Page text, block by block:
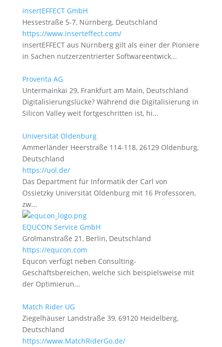
insertEFFECT GmbH
Hessestraße 5-7, Nürnberg, Deutschland
https://www.inserteffect.com/
insertEFFECT aus Nürnberg gilt als einer der Pioniere
in Sachen nutzerzentrierter Softwareentwick...
Proventa AG
Untermainkai 29, Frankfurt am Main, Deutschland
Digitalisierungslücke? Während die Digitalisierung in
Silicon Valley weit fortgeschritten ist, hi...
Universität Oldenburg
Ammerländer Heerstraße 114-118, 26129 Oldenburg,
Deutschland
https://uol.de/
Das Department für Informatik der Carl von
Ossietzky Universität Oldenburg mit 16 Professoren,
zw...
EQUCON Service GmbH
Grolmanstraße 21, Berlin, Deutschland
https://equcon.com
Equcon verfügt neben Consulting-
Geschäftsbereichen, welche sich beispielsweise mit
der Optimierun...
Match Rider UG
Ziegelhäuser Landstraße 39, 69120 Heidelberg,
Deutschland
https://www.MatchRiderGo.de/